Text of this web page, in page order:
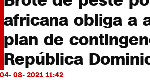
Programas completos
Cultura
Servicios
Bits
CNN Data
CNN tiempo
Futuro 360
africana obliga a
plan de
República
04- 08- 2021 11:42